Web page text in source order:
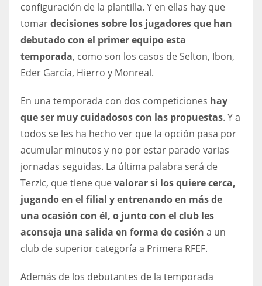
26
configuración de la plantilla. Y en ellas hay que
tomardecisiones sobre los jugadores que han
debutado con el primer equipo esta
temporada, como son los casos de Selton, Ibon,
Eder García, Hierro y Monreal.
En una temporada con dos competiciones hay
que ser muy cuidadosos con las propuestas. Y a
todos se les ha hecho ver que la opción pasa por
acumular minutos y no por estar parado varias
jornadas seguidas. La última palabra será de
Terzic, que tiene quevalorar si los quiere cerca,
jugando en el filial y entrenando en más de
una ocasión con él, o junto con el club les
aconseja una salida en forma de cesión a un
club de superior categoría a Primera RFEF.
Además de los debutantes de la temporada